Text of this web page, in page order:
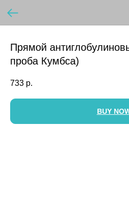
Прямой
проба Кумбса)
733 р.
BUY